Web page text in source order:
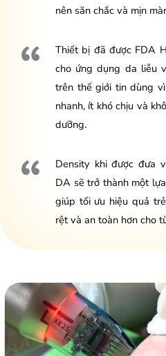
nên săn chắc và mịn
Thiết bị đã được FDA
cho ứng dụng da liễu
trên thế giới tin dùng
nhanh, ít khó chịu và
dưỡng.
Density khi được đưa
DA sẽ trở thành một
giúp tối ưu hiệu quả
rệt và an toàn hơn cho